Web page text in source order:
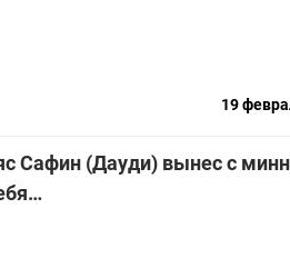
19
Сафин (Дауди) вынес с